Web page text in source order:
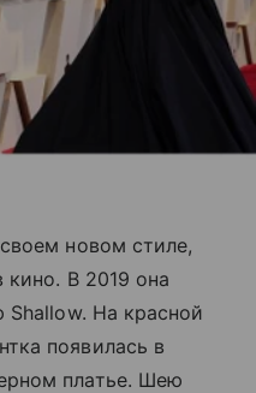
новом стиле,
кино. В 2019 она
Shallow. На красной
появилась в
платье. Шею